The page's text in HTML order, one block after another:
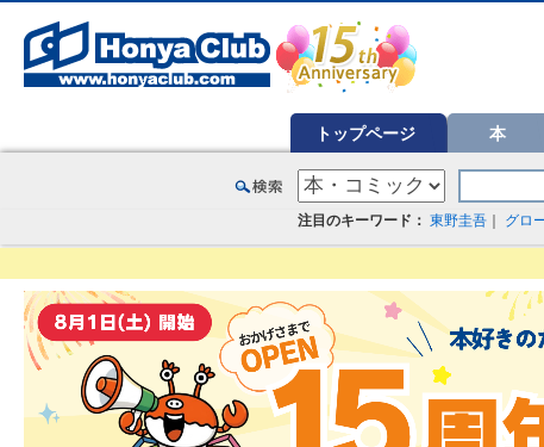
トップページ 本
注目のキーワード： 東野圭吾 グロ